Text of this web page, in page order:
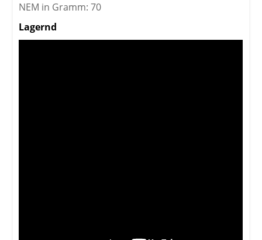
NEM in Gramm: 70
Lagernd